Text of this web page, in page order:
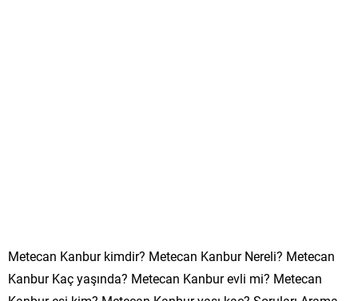
Metecan Kanbur kimdir? Metecan Kanbur Nereli? Metecan
Kanbur Kaç yaşında? Metecan Kanbur evli mi? Metecan